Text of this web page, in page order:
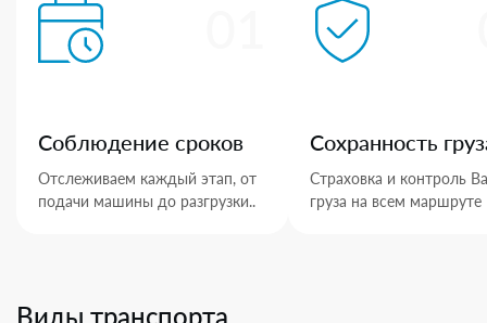
Соблюдение сроков
Отслеживаем каждый этап, от
подачи машины до разгрузки..
Сохранность
Страховка и контроль
груза на всем маршруте
Виды транспорта